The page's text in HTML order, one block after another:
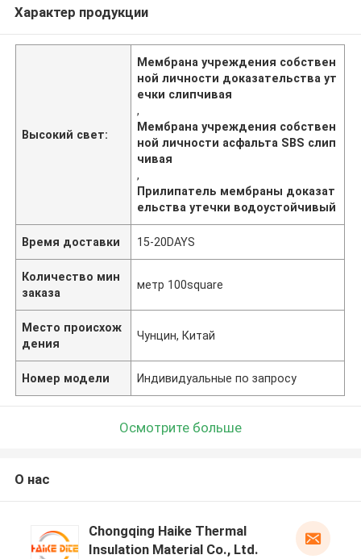
Характер продукции
Высокий свет:
Мембрана учреждения собствен
ной личности доказательства ут
ечки слипчивая
,
Мембрана учреждения собствен
ной личности асфальта SBS слип
чивая
,
Прилипатель мембраны доказат
ельства утечки водоустойчивый
Время доставки 15-20DAYS
Количество мин
заказа
метр 100square
Место происхож
дения
Чунцин, Китай
Номер модели Индивидуальные по запросу
Осмотрите больше
О нас
Chongqing Haike Thermal
Insulation Material Co., Ltd.